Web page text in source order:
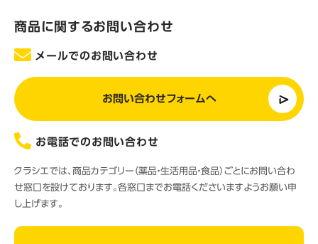
商品に関するお問い合わせ
メールでのお問い合わせ
お問い合わせフォームへ
お電話でのお問い合わせ
クラシエでは、商品カテゴリー（薬品・生活用品・食品）ごとにお問い合わ
せ窓口を設けております。各窓口までお電話くださいますようお願い申
し上げます。